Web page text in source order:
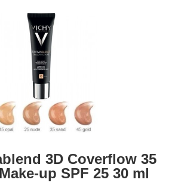
3D Coverflow 35
up SPF 25 30 ml